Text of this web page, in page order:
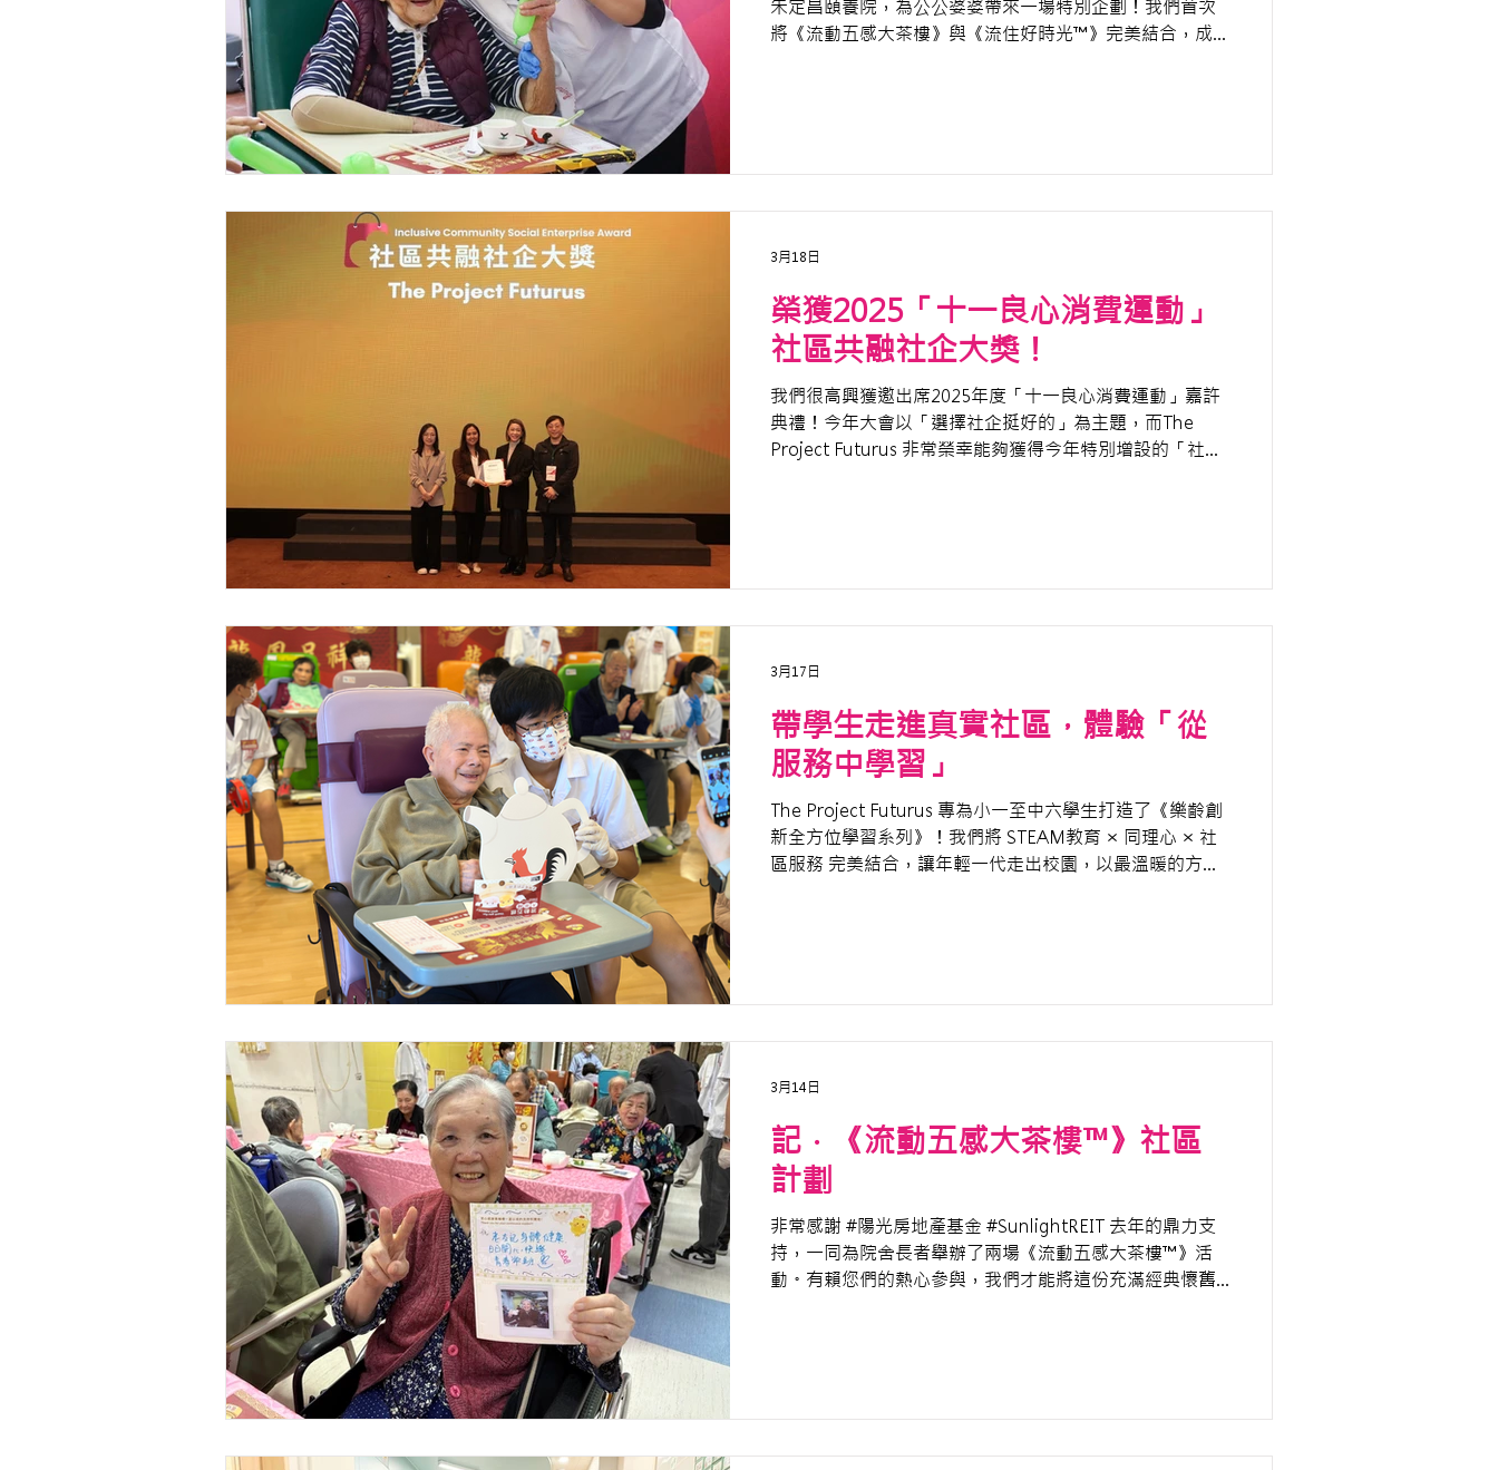
朱定昌頤養院，為公公婆婆帶來一場特別企劃！我們首次
將《流動五感大茶樓》與《流住好時光™》完美結合，成功
榮獲2025「十一良心消費運動」
社區共融社企大獎！
我們很高興獲邀出席2025年度「十一良心消費運動」嘉許
典禮！今年大會以「選擇社企挺好的」為主題，而The
Project Futurus 非常榮幸能夠獲得今年特別增設的「社區
3月18日
帶學生走進真實社區，體驗「從
服務中學習」
The Project Futurus 專為小一至中六學生打造了《樂齡創
新全方位學習系列》！我們將 STEAM教育 × 同理心 × 社
區服務 完美結合，讓年輕一代走出校園，以最溫暖的方式
3月17日
記．《流動五感大茶樓™》社區
計劃
非常感謝 #陽光房地產基金 #SunlightREIT 去年的鼎力支
持，一同為院舍長者舉辦了兩場《流動五感大茶樓™》活
動。有賴您們的熱心參與，我們才能將這份充滿經典懷舊
3月14日